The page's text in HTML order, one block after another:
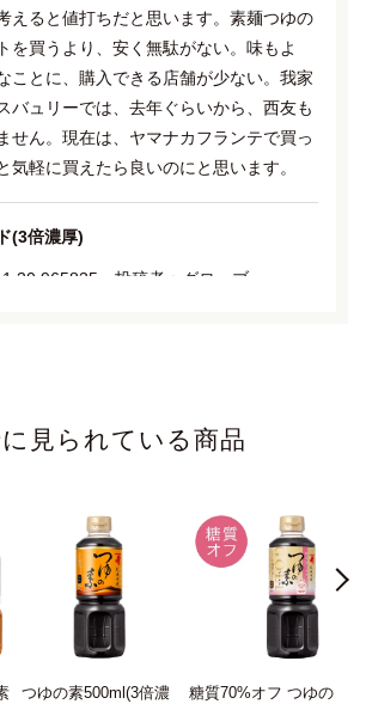
えると値打ちだと思います。素麺つゆの
を買うより、安く無駄がない。味もよ
ことに、購入できる店舗が少ない。我家
バュリーでは、去年ぐらいから、西友も
せん。現在は、ヤマナカフランテで買っ
気軽に買えたら良いのにと思います。
(3倍濃厚)
投稿者：グローブ
した。
投稿者：コエコエ0828
★★★★★
ております。
なく、ほんのり甘みがあり、夏のお素麺
見られている商品
つゆの素500ml(3倍濃 糖質70%オフ つゆの